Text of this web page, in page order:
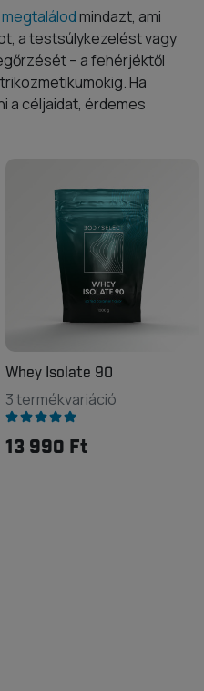
mindazt, ami
a testsúlykezelést vagy
– a fehérjéktől
Ha
a céljaidat, érdemes
Whey Isolate 90
3 termékvariáció
13 990 Ft